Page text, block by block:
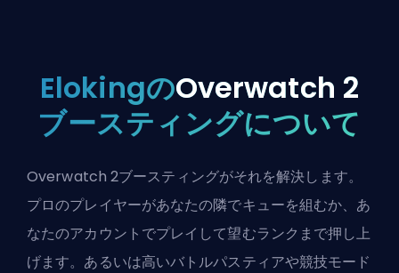
ElokingのOverwatch 2
ブースティングについて
Overwatch 2ブースティングがそれを解決します。
プロのプレイヤーがあなたの隣でキューを組むか、あ
なたのアカウントでプレイして望むランクまで押し上
げます。あるいは高いバトルパスティアや競技モード